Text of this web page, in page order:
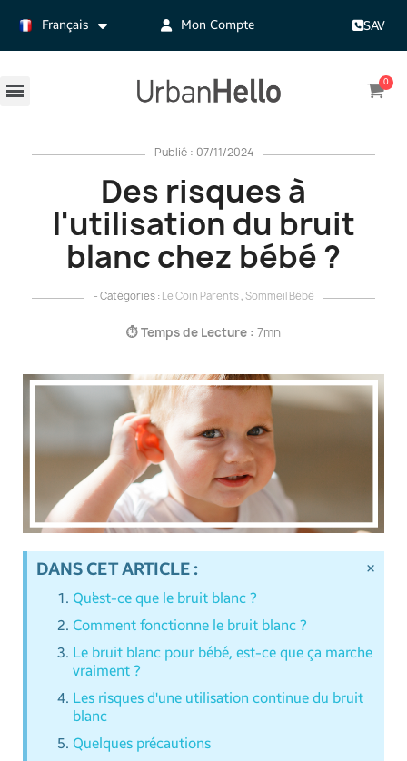
Français Mon Compte SAV
Publié : 07/11/2024
Des risques à
l'utilisation du bruit
blanc chez bébé ?
- Catégories : Le Coin Parents, Sommeil Bébé
⏱️Temps de Lecture : 7mn
DANS CET ARTICLE :
Qu’est-ce que le bruit blanc ?
Comment fonctionne le bruit blanc ?
Le bruit blanc pour bébé, est-ce que ça marche
vraiment ?
Les risques d'une utilisation continue du bruit
blanc
Quelques précautions
×